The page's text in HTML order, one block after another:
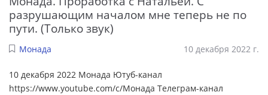
разрушающим началом мне теперь не по
пути. (Только звук)
Монада 10 декабря 2022 г.
10 декабря 2022 Монада Ютуб-канал
https://www.youtube.com/c/Монада Телеграм-канал